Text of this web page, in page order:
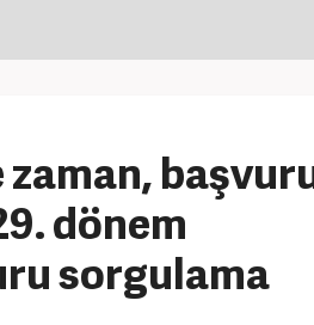
zaman,
dönem
sorgulama